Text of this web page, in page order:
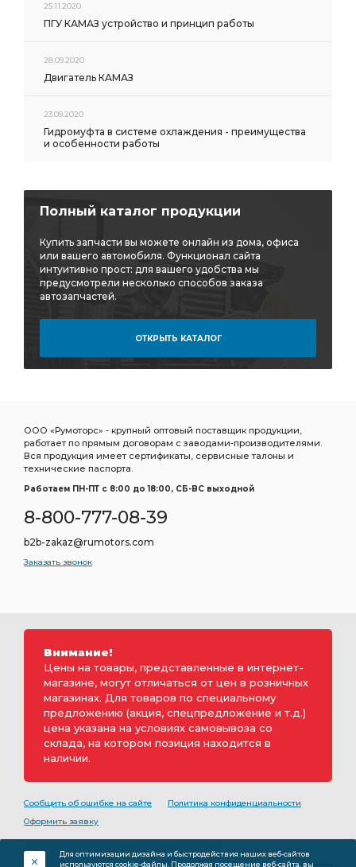
25.11.2020
ПГУ КАМАЗ устройство и принцип работы
28.09.2020
Двигатель КАМАЗ
23.09.2020
Гидромуфта в системе охлаждения - преимущества
и особенности работы
Полный каталог продукции
Купить запчасти вы можете онлайн из дома, офиса
или вашего автомобиля. Функционал сайта
интуитивно прост: для вашего удобства мы
предусмотрели несколько способов заказа
автозапчастей.
ОТКРЫТЬ КАТАЛОГ
ООО «Румоторс» - крупный оптовый поставщик продукции,
работает по прямым договорам с заводами-производителями.
Вся продукция имеет сертификаты, сервисные талоны и
технические паспорта.
Работаем ПН-ПТ c 8:00 до 18:00, СБ-ВС выходной
8-800-777-08-39
b2b-zakaz@rumotors.com
Заказать звонок
Внимание!
Цены на товары, представленные в интернет-
магазине, могут отличаться от цен в розничных
магазинах. Для товаров по специальному
предложению (акция, спецпредложение и т.д.)
цена указана на условиях самовывоза со
склада, на котором позиция находится в
наличии.
Сообщить об ошибке на сайте
Политика конфиденциальности
Оформить заявку
обозначением ООО «РуМоторс». Все права на
Для оптимизации дизайна и быстродействия наших веб-сайтов
используются cookie-файлы. Продолжая посещение веб-сайта, вы